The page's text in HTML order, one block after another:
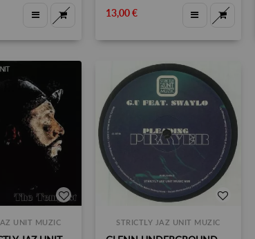
13,00 €
UNIT MUZIC STRICTLY JAZ UNIT MUZIC